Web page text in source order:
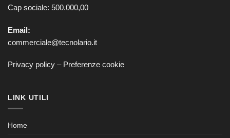
Cap sociale: 500.000,00
Email:
commerciale@tecnolario.it
Privacy policy – Preferenze cookie
LINK UTILI
Home